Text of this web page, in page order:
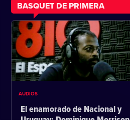
BASQUET DE PRIMERA
AUDIOS
El enamorado de Nacional y